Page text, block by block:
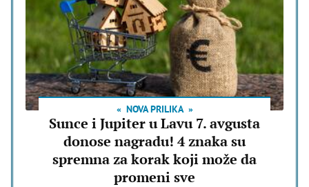
NOVA PRILIKA
Sunce i Jupiter u Lavu 7. avgusta
donose nagradu! 4 znaka su
spremna za korak koji može da
promeni sve